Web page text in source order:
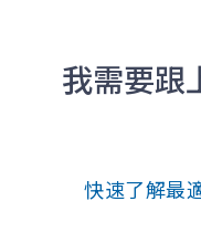
我需要跟
快速了解最